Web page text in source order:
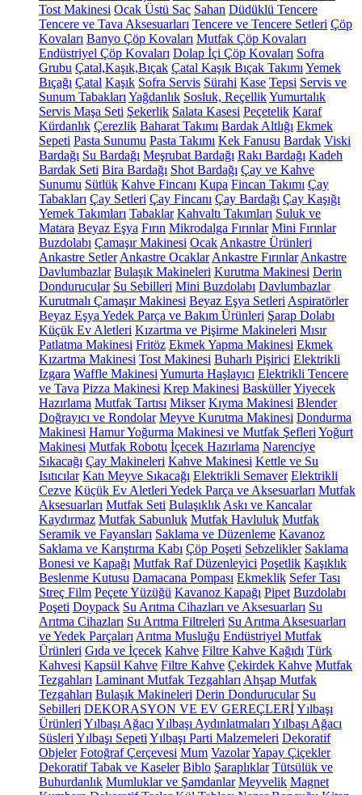
Tost Makinesi Ocak Üstü Sac Sahan Düdüklü Tencere
Tencere ve Tava Aksesuarları Tencere ve Tencere Setleri Çöp
Kovaları Banyo Çöp Kovaları Mutfak Çöp Kovaları
Endüstriyel Çöp Kovaları Dolap İçi Çöp Kovaları Sofra
Grubu Çatal,Kaşık,Bıçak Çatal Kaşık Bıçak Takımı Yemek
Bıçağı Çatal Kaşık Sofra Servis Sürahi Kase Tepsi Servis ve
Sunum Tabakları Yağdanlık Sosluk, ReçellikYumurtalık
Servis Maşa Seti Şekerlik Salata Kasesi Peçetelik Karaf
Kürdanlık Çerezlik Baharat Takımı Bardak Altlığı Ekmek
Sepeti Pasta Sunumu Pasta Takımı Kek Fanusu Bardak Viski
Bardağı Su Bardağı Meşrubat Bardağı Rakı Bardağı Kadeh
Bardak Seti Bira Bardağı Shot Bardağı Çay ve Kahve
Sunumu Sütlük Kahve Fincanı Kupa Fincan Takımı Çay
Tabakları Çay Setleri Çay Fincanı Çay Bardağı Çay Kaşığı
Yemek Takımları Tabaklar Kahvaltı Takımları Suluk ve
Matara Beyaz Eşya Fırın Mikrodalga Fırınlar Mini Fırınlar
Buzdolabı Çamaşır Makinesi Ocak Ankastre Ürünleri
Ankastre Setler Ankastre Ocaklar Ankastre Fırınlar Ankastre
Davlumbazlar Bulaşık Makineleri Kurutma Makinesi Derin
Dondurucular Su Sebilleri Mini Buzdolabı Davlumbazlar
Kurutmalı Çamaşır Makinesi Beyaz Eşya Setleri Aspiratörler
Beyaz Eşya Yedek Parça ve Bakım Ürünleri Şarap Dolabı
Küçük Ev Aletleri Kızartma ve Pişirme Makineleri Mısır
Patlatma Makinesi Fritöz Ekmek Yapma Makinesi Ekmek
Kızartma Makinesi Tost Makinesi Buharlı Pişirici Elektrikli
Izgara Waffle Makinesi Yumurta Haşlayıcı Elektrikli Tencere
ve Tava Pizza Makinesi Krep Makinesi BasküllerYiyecek
Hazırlama Mutfak Tartısı Mikser Kıyma Makinesi Blender
Doğrayıcı ve Rondolar Meyve Kurutma Makinesi Dondurma
Makinesi Hamur Yoğurma Makinesi ve Mutfak Şefleri Yoğurt
Makinesi Mutfak Robotu İçecek Hazırlama Narenciye
Sıkacağı Çay Makineleri Kahve Makinesi Kettle ve Su
Isıtıcılar Katı Meyve Sıkacağı Elektrikli Semaver Elektrikli
Cezve Küçük Ev Aletleri Yedek Parça ve Aksesuarları Mutfak
Aksesuarları Mutfak Seti Bulaşıklık Askı ve Kancalar
Kaydırmaz Mutfak Sabunluk Mutfak Havluluk Mutfak
Seramik ve Fayansları Saklama ve Düzenleme Kavanoz
Saklama ve Karıştırma Kabı Çöp Poşeti Sebzelikler Saklama
Bonesi ve Kapağı Mutfak Raf Düzenleyici Poşetlik Kaşıklık
Beslenme Kutusu Damacana Pompası Ekmeklik Sefer Tası
Streç Film Peçete Yüzüğü Kavanoz Kapağı Pipet Buzdolabı
Poşeti Doypack Su Arıtma Cihazları ve Aksesuarları Su
Arıtma Cihazları Su Arıtma Filtreleri Su Arıtma Aksesuarları
ve Yedek Parçaları Arıtma Musluğu Endüstriyel Mutfak
Ürünleri Gıda ve İçecek Kahve Filtre Kahve Kağıdı Türk
Kahvesi Kapsül Kahve Filtre Kahve Çekirdek Kahve Mutfak
Tezgahları Laminant Mutfak Tezgahları Ahşap Mutfak
Tezgahları Bulaşık Makineleri Derin Dondurucular Su
Sebilleri DEKORASYON VE EV GEREÇLERİYılbaşı
Ürünleri Yılbaşı Ağacı Yılbaşı Aydınlatmaları Yılbaşı Ağacı
Süsleri Yılbaşı Sepeti Yılbaşı Parti Malzemeleri Dekoratif
Objeler Fotoğraf Çerçevesi Mum VazolarYapay Çiçekler
Dekoratif Tabak ve Kaseler Biblo Şaraplıklar Tütsülük ve
Buhurdanlık Mumluklar ve Şamdanlar Meyvelik Magnet